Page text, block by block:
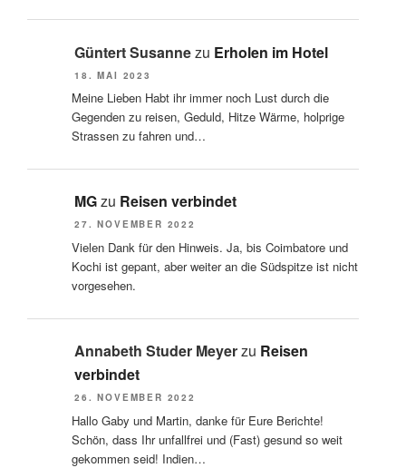
Güntert Susannezu Erholen im Hotel
18. MAI 2023
Meine Lieben Habt ihr immer noch Lust durch die
Gegenden zu reisen, Geduld, Hitze Wärme, holprige
Strassen zu fahren und…
MGzu Reisen verbindet
27. NOVEMBER 2022
Vielen Dank für den Hinweis. Ja, bis Coimbatore und
Kochi ist gepant, aber weiter an die Südspitze ist nicht
vorgesehen.
Annabeth Studer Meyerzu Reisen
verbindet
26. NOVEMBER 2022
Hallo Gaby und Martin, danke für Eure Berichte!
Schön, dass Ihr unfallfrei und (Fast) gesund so weit
gekommen seid! Indien…